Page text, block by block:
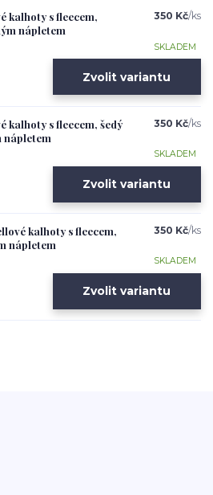
kalhoty s fleecem,
nápletem
350 Kč/ks
SKLADEM
Zvolit variantu
kalhoty s fleecem, šedý
nápletem
350 Kč/ks
SKLADEM
Zvolit variantu
kalhoty s fleecem,
nápletem
350 Kč/ks
SKLADEM
Zvolit variantu